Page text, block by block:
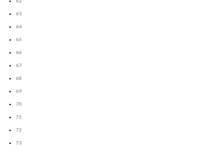
63
64
65
66
67
68
69
70
71
72
73